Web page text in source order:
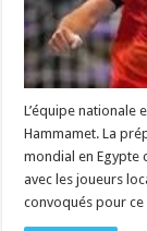
L’équipe nationale
Hammamet. La
mondial en Egypte
avec les joueurs
convoqués pour ce